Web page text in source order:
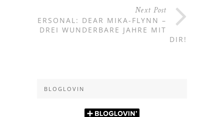
Next Post
PERSONAL: DEAR MIKA-FLYNN –
DREI WUNDERBARE JAHRE MIT
DIR!
BLOGLOVIN